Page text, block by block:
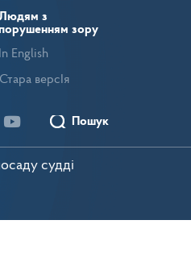
з
зору
In English
Стара версІя
Пошук
судді